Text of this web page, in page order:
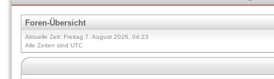
Foren-Übersicht
Aktuelle Zeit: Freitag 7. August 2026, 04:23
Alle Zeiten sind UTC